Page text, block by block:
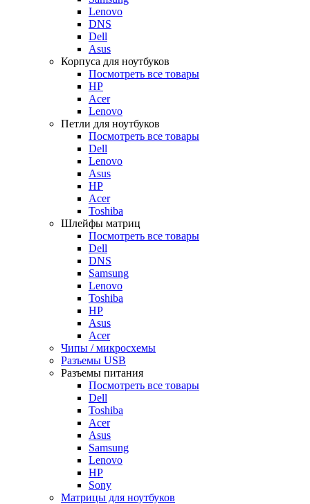
Lenovo
DNS
Dell
Asus
Корпуса для ноутбуков
Посмотреть все товары
HP
Acer
Lenovo
Петли для ноутбуков
Посмотреть все товары
Dell
Lenovo
Asus
HP
Acer
Toshiba
Шлейфы матриц
Посмотреть все товары
Dell
DNS
Samsung
Lenovo
Toshiba
HP
Asus
Acer
Чипы / микросхемы
Разъемы USB
Разъемы питания
Посмотреть все товары
Dell
Toshiba
Acer
Asus
Samsung
Lenovo
HP
Sony
Матрицы для ноутбуков